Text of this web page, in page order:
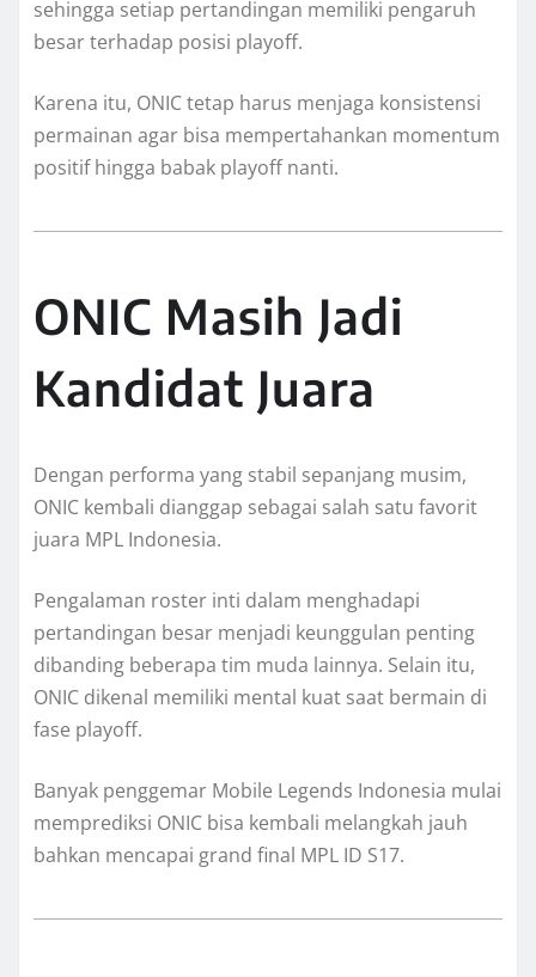
sehingga setiap pertandingan memiliki pengaruh
besar terhadap posisi playoff.
Karena itu, ONIC tetap harus menjaga konsistensi
permainan agar bisa mempertahankan momentum
positif hingga babak playoff nanti.
ONIC Masih Jadi
Kandidat Juara
Dengan performa yang stabil sepanjang musim,
ONIC kembali dianggap sebagai salah satu favorit
juara MPL Indonesia.
Pengalaman roster inti dalam menghadapi
pertandingan besar menjadi keunggulan penting
dibanding beberapa tim muda lainnya. Selain itu,
ONIC dikenal memiliki mental kuat saat bermain di
fase playoff.
Banyak penggemar Mobile Legends Indonesia mulai
memprediksi ONIC bisa kembali melangkah jauh
bahkan mencapai grand final MPL ID S17.